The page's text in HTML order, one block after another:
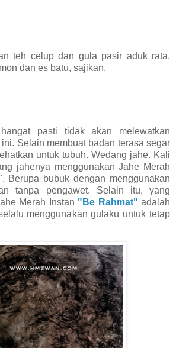
teh celup dan gula pasir aduk rata.
dan es batu, sajikan.
pasti tidak akan melewatkan
Selain membuat badan terasa segar
untuk tubuh. Wedang jahe. Kali
jahenya menggunakan Jahe Merah
Berupa bubuk dengan menggunakan
tanpa pengawet. Selain itu, yang
Merah Instan "Be Rahmat" adalah
menggunakan gulaku untuk tetap